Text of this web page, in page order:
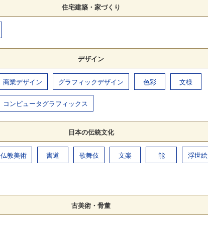
住宅建築・家づくり
デザイン
商業デザイン グラフィックデザイン 色彩 文様
コンピュータグラフィックス
日本の伝統文化
仏教美術 書道 歌舞伎 文楽 能 浮世絵
古美術・骨董